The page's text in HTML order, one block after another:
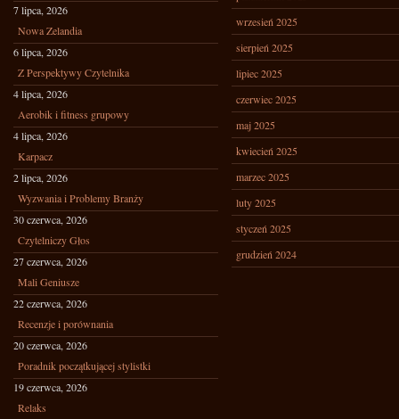
7 lipca, 2026
Nowa Zelandia
6 lipca, 2026
Z Perspektywy Czytelnika
4 lipca, 2026
Aerobik i fitness grupowy
4 lipca, 2026
Karpacz
2 lipca, 2026
Wyzwania i Problemy Branży
30 czerwca, 2026
Czytelniczy Głos
27 czerwca, 2026
Mali Geniusze
22 czerwca, 2026
Recenzje i porównania
20 czerwca, 2026
Poradnik początkującej stylistki
19 czerwca, 2026
Relaks
wrzesień 2025
sierpień 2025
lipiec 2025
czerwiec 2025
maj 2025
kwiecień 2025
marzec 2025
luty 2025
styczeń 2025
grudzień 2024